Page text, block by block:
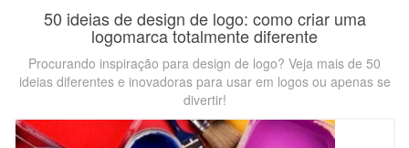
50 ideias de design de logo: como criar uma
logomarca totalmente diferente
Procurando inspiração para design de logo? Veja mais de 50
ideias diferentes e inovadoras para usar em logos ou apenas se
divertir!